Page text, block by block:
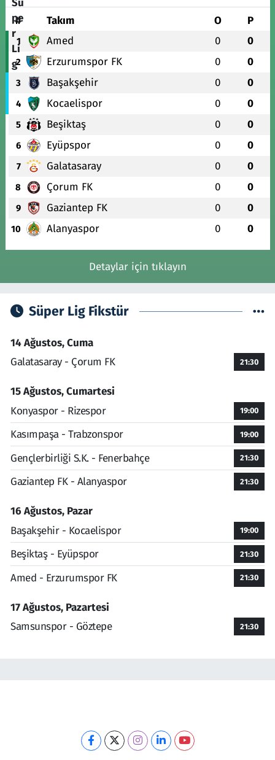
# Takım O P
1 Amed 0 0
2 Erzurumspor FK 0 0
3 Başakşehir 0 0
4 Kocaelispor 0 0
5 Beşiktaş 0 0
6 Eyüpspor 0 0
7 Galatasaray 0 0
8 Çorum FK 0 0
9 Gaziantep FK 0 0
10 Alanyaspor 0 0
Detaylar için tıklayın
Süper Lig Fikstür
14 Ağustos, Cuma
Galatasaray - Çorum FK
21:30
15 Ağustos, Cumartesi
Konyaspor - Rizespor
19:00
Kasımpaşa - Trabzonspor 19:00
Gençlerbirliği S.K. - Fenerbahçe 21:30
Gaziantep FK - Alanyaspor 21:30
16 Ağustos, Pazar
Başakşehir - Kocaelispor
19:00
Beşiktaş - Eyüpspor 21:30
Amed - Erzurumspor FK 21:30
17 Ağustos, Pazartesi
Samsunspor - Göztepe
21:30